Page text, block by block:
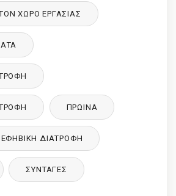
ΧΏΡΟ ΕΡΓΑΣΊΑΣ
ΠΡΩΙΝΑ
ΕΦΗΒΙΚΉ ΔΙΑΤΡΌΦΉ
ΣΥΝΤΑΓΈΣ